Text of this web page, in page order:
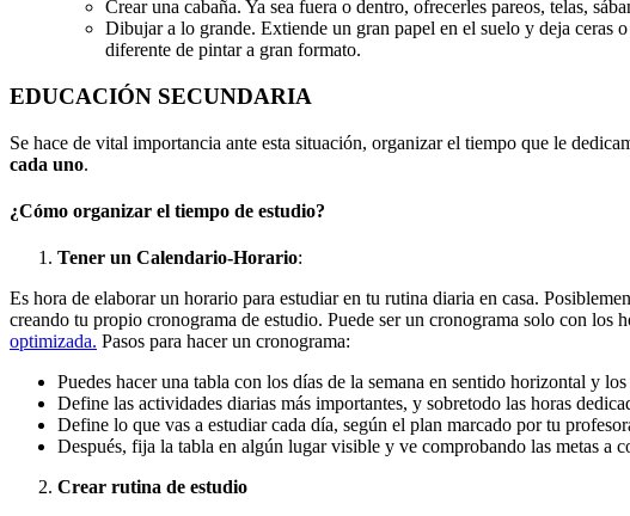
Crear una cabaña. Ya sea fuera o dentro, ofrecerles pareos, telas,
Dibujar a lo grande. Extiende un gran papel en el suelo y deja ceras
diferente de pintar a gran formato.
EDUCACIÓN SECUNDARIA
Se hace de vital importancia ante esta situación, organizar el tiempo que le
cada uno.
¿Cómo organizar el tiempo de estudio?
Tener un Calendario-Horario:
Es hora de elaborar un horario para estudiar en tu rutina diaria en casa.
creando tu propio cronograma de estudio. Puede ser un cronograma solo con los
optimizada. Pasos para hacer un cronograma:
Puedes hacer una tabla con los días de la semana en sentido horizontal y
Define las actividades diarias más importantes, y sobretodo las horas
Define lo que vas a estudiar cada día, según el plan marcado por tu
Después, fija la tabla en algún lugar visible y ve comprobando las metas a
Crear rutina de estudio